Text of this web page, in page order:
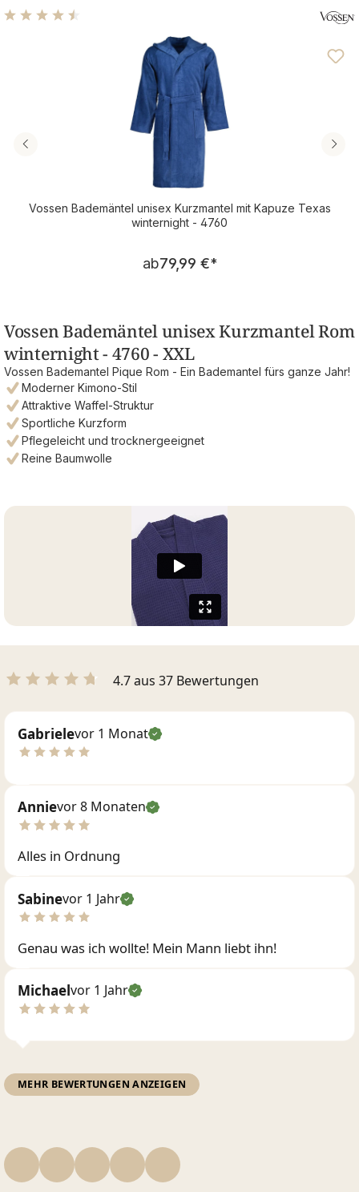
Durchschnittliche Bewertung von 4.54 von 5 Sternen
Vossen Bademäntel unisex Kurzmantel mit Kapuze Texas
winternight - 4760
Regulärer Preis:
ab79,99 €*
Vossen Bademäntel unisex Kurzmantel Rom
winternight - 4760 - XXL
Vossen Bademantel Pique Rom - Ein Bademantel fürs ganze Jahr!
Moderner Kimono-Stil
Attraktive Waffel-Struktur
Sportliche Kurzform
Pflegeleicht und trocknergeeignet
Reine Baumwolle
4.7 aus 37 Bewertungen
Gabrielevor 1 Monat
Annievor 8 Monaten
Alles in Ordnung
Sabinevor 1 Jahr
Genau was ich wollte! Mein Mann liebt ihn!
Michaelvor 1 Jahr
MEHR BEWERTUNGEN ANZEIGEN